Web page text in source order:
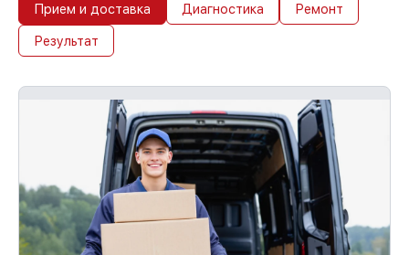
Прием и доставка Диагностика Ремонт
Результат